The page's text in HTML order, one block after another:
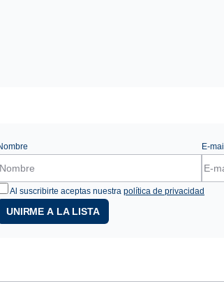
E-mail
Al suscribirte aceptas nuestra política de privacidad
UNIRME A LA LISTA